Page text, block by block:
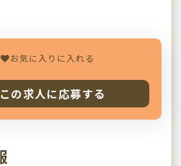
お気に入りに入れる
この求人に応募する